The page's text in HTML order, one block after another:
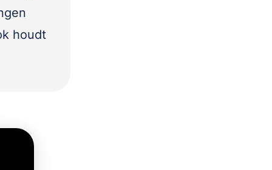
houdt